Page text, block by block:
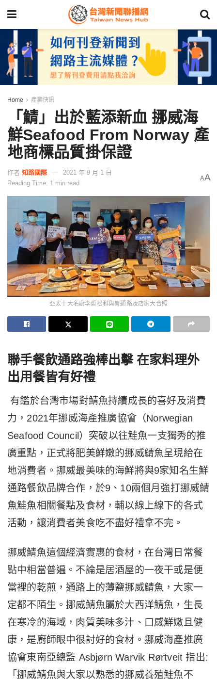
Home 產業快訊
「鯖」出於藍添新血 挪威海
鮮Seafood From Norway 產
地商標品質掛保證
作者 知路國際
2021 年 9 月 1 日
Reading Time: 1 min read
AA
亞太十大名廚李哲松和與會通路及店家大合照
聯手餐飲通路強棒出擊 在家料理外
出用餐皆有好禮
有鑑於台灣市場對鯖魚持續成長的喜好及消費
力，2021年挪威海產推廣協會（Norwegian
Seafood Council）突破以往鮭魚一支獨秀的推
廣重點，正式將肥美鮮嫩的挪威鯖魚呈現給在
地消費者。挪威最美味的海鮮將與9家知名生鮮
通路餐飲品牌合作，於9、10兩個月強打挪威鯖
魚鮭魚相關餐點及食材，輔以線上線下的各式
活動，讓消費者美食吃不盡好禮拿不完。
挪威鯖魚這個經濟實惠的食材，在台灣日常餐
點中相當普遍。不論是居酒屋的一夜干或是便
當裡的乾煎，通路上的薄鹽挪威鯖魚，大家一
定都不陌生。挪威鯖魚屬於大西洋鯖魚，生長
在寒冷的海域，肉質美味多汁、口感鮮嫩且健
康，是廚師眼中很討好的食材。挪威海產推廣
協會東南亞總監 Asbjørn Warvik Rørtveit 指出:
「挪威鯖魚與大家以熟悉的挪威養殖鮭魚不